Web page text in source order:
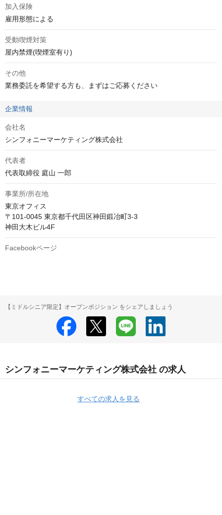
加入保険
雇用形態による
受動喫煙対策
屋内禁煙(喫煙室有り)
その他
業務委託を希望する方も、まずはご応募ください
企業情報
会社名
シンフォニーマーケティング株式会社
代表者
代表取締役 庭山 一郎
事業所/所在地
東京オフィス
〒101-0045 東京都千代田区神田鍛冶町3-3
神田大木ビル4F
Facebookページ
【ミドルシニア限定】オープンボジション をシェアしましょう
シンフォニーマーケティング株式会社 の求人
すべての求人を見る